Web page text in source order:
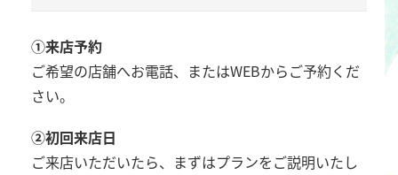
①来店予約
ご希望の店舗へお電話、またはWEBからご予約くだ
さい。
②初回来店日
ご来店いただいたら、まずはプランをご説明いたし